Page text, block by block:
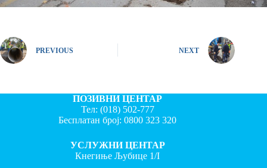
PREVIOUS NEXT
ПОЗИВНИ ЦЕНТАР
Тел: (018) 502-777
Бесплатан број:0800 323 320
УСЛУЖНИ ЦЕНТАР
Кнегиње Љубице 1/I